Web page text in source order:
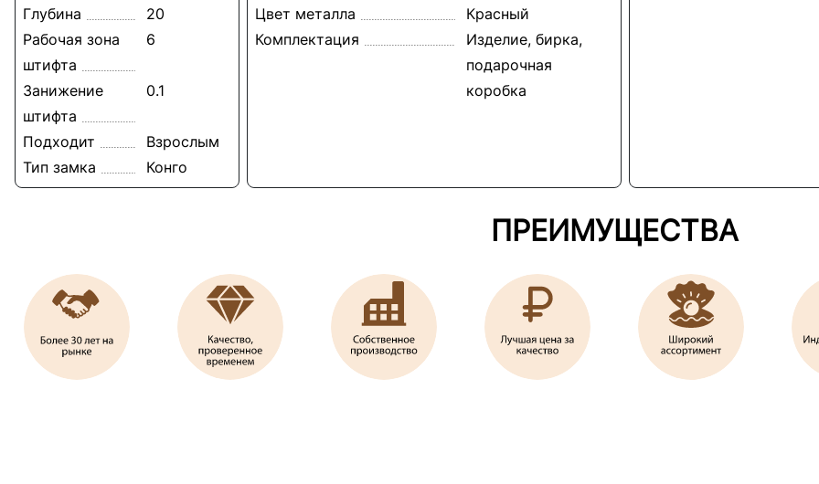
Глубина
20
Рабочая зона
штифта
6
Занижение
штифта
0.1
Подходит
Взрослым
Тип замка
Конго
Цвет металла
Красный
Комплектация
Изделие, бирка,
подарочная
коробка
ПРЕИМУЩЕСТВА